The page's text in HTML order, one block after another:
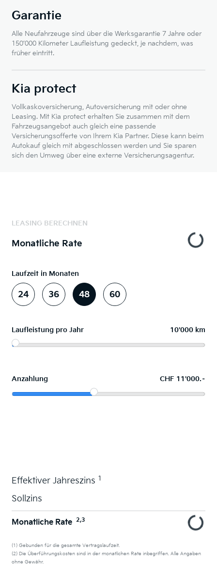
Garantie
Alle Neufahrzeuge sind über die Werksgarantie 7 Jahre oder
150’000 Kilometer Laufleistung gedeckt, je nachdem, was
früher eintritt.
Kia protect
Vollkaskoversicherung, Autoversicherung mit oder ohne
Leasing. Mit Kia protect erhalten Sie zusammen mit dem
Fahrzeugsangebot auch gleich eine passende
Versicherungsofferte von Ihrem Kia Partner. Diese kann beim
Autokauf gleich mit abgeschlossen werden und Sie sparen
sich den Umweg über eine externe Versicherungsagentur.
LEASING BERECHNEN
Monatliche Rate
Laufzeit in Monaten
24 36 48 60
Laufleistung pro Jahr 10'000 km
Anzahlung CHF 11'000.–
Effektiver Jahreszins 1
Sollzins
Monatliche Rate 2,3
(1) Gebunden für die gesamte Vertragslaufzeit.
(2) Die Überführungskosten sind in der monatlichen Rate inbegriffen. Alle Angaben
ohne Gewähr.